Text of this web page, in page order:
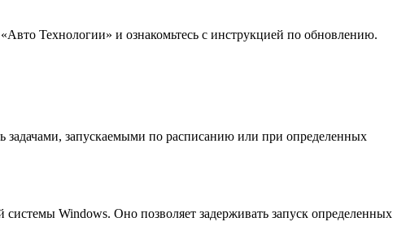
Технологии» и ознакомьтесь с инструкцией по обновлению.
задачами, запускаемыми по расписанию или при определенных
Windows. Оно позволяет задерживать запуск определенных